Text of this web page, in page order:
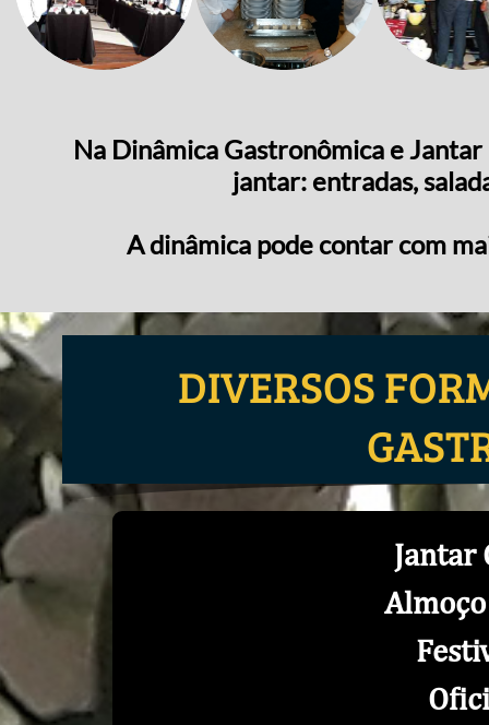
Na Dinâmica Gastronômica e
jantar: entradas,
A dinâmica pode contar com
Jantar
DIVERSOS